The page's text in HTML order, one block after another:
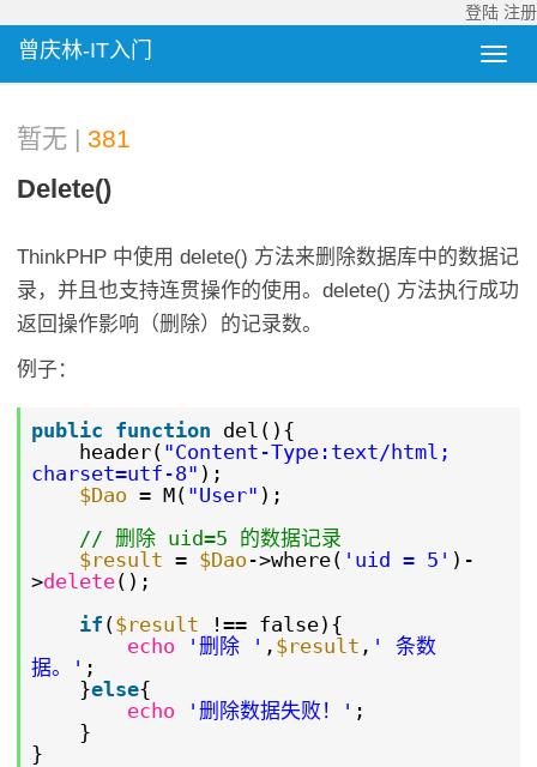
登陆 注册
曾庆林-IT入门
暂无 |381
Delete()
ThinkPHP 中使用 delete() 方法来删除数据库中的数据记
录，并且也支持连贯操作的使用。delete() 方法执行成功
返回操作影响（删除）的记录数。
例子：
public function del(){
header( "Content-Type:text/html;
charset=utf-8" );
$Dao = M( "User" );
// 删除 uid=5 的数据记录
$result = $Dao ->where( 'uid = 5' )-
>delete();
if ($result
!== false){
echo
'删除 ' , $result , ' 条数
据。' ;
}else{
echo
'删除数据失败！' ;
}
}